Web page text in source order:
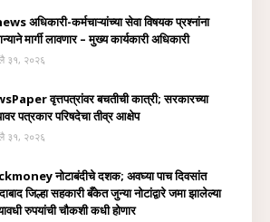
अधिकारी-कर्मचाऱ्यांच्या सेवा विषयक प्रश्नांना
मार्गी लावणार – मुख्य कार्यकारी अधिकारी
३१, २०२६
वृत्तपत्रांवर बचतीची कात्री; सरकारच्या
पत्रकार परिषदेचा तीव्र आक्षेप
३१, २०२६
नोटाबंदीचे दशक; अवघ्या पाच दिवसांत
जिल्हा सहकारी बँकेत जुन्या नोटांद्वारे जमा झालेल्या
रुपयांची चौकशी कधी होणार